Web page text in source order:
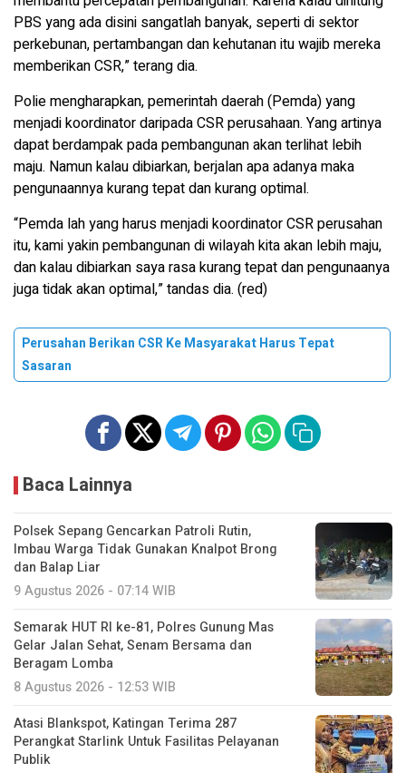
PBS yang ada disini sangatlah banyak, seperti di sektor
perkebunan, pertambangan dan kehutanan itu wajib mereka
memberikan CSR,” terang dia.
Polie mengharapkan, pemerintah daerah (Pemda) yang
menjadi koordinator daripada CSR perusahaan. Yang artinya
dapat berdampak pada pembangunan akan terlihat lebih
maju. Namun kalau dibiarkan, berjalan apa adanya maka
pengunaannya kurang tepat dan kurang optimal.
“Pemda lah yang harus menjadi koordinator CSR perusahan
itu, kami yakin pembangunan di wilayah kita akan lebih maju,
dan kalau dibiarkan saya rasa kurang tepat dan pengunaanya
juga tidak akan optimal,” tandas dia. (red)
Perusahan Berikan CSR Ke Masyarakat Harus Tepat
Sasaran
Baca Lainnya
Polsek Sepang Gencarkan Patroli Rutin,
Imbau Warga Tidak Gunakan Knalpot Brong
dan Balap Liar
9 Agustus 2026 - 07:14 WIB
Semarak HUT RI ke-81, Polres Gunung Mas
Gelar Jalan Sehat, Senam Bersama dan
Beragam Lomba
8 Agustus 2026 - 12:53 WIB
Atasi Blankspot, Katingan Terima 287
Perangkat Starlink Untuk Fasilitas Pelayanan
Publik